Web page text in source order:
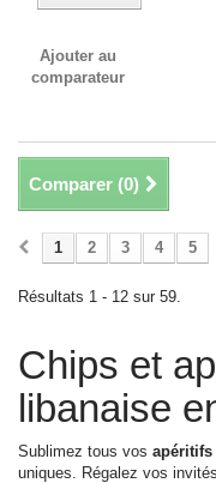
Ajouter au
comparateur
Comparer (0)
1 2 3 4 5
Résultats 1 - 12 sur 59.
Chips et
libanaise
Sublimez tous vos apéritifs
uniques. Régalez vos